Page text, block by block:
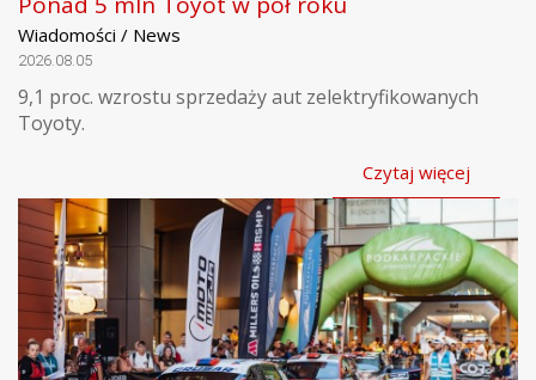
Wiadomości / News
2026.08.05
9,1 proc. wzrostu sprzedaży aut zelektryfikowanych
Toyoty.
Czytaj więcej